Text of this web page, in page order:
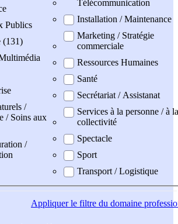
Publics
(131)
/
/ Soins aux
/
Télécommunication
Installation / Maintenance
Marketing / Stratégie
commerciale
Ressources Humaines
Santé
Secrétariat / Assistanat
Services à la personne / à la
collectivité
Spectacle
Sport
Transport / Logistique
Appliquerle filtre du domaine